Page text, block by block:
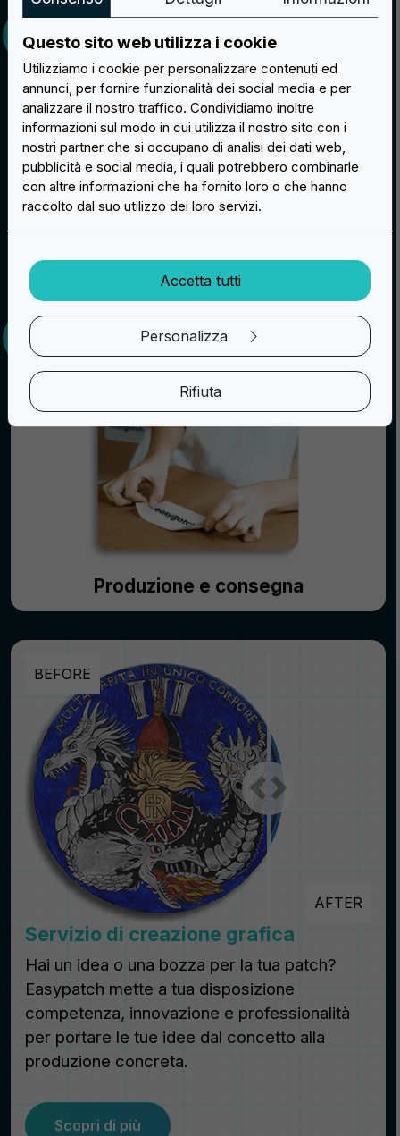
Visualizza il campione
Produzione e consegna
BEFORE
AFTER
Servizio di creazione grafica
Hai un idea o una bozza per la tua patch?
Easypatch mette a tua disposizione
competenza, innovazione e professionalità
per portare le tue idee dal concetto alla
produzione concreta.
Scopri di più
Questo sito web utilizza i cookie
Utilizziamo i cookie per personalizzare contenuti ed
annunci, per fornire funzionalità dei social media e per
analizzare il nostro traffico. Condividiamo inoltre
informazioni sul modo in cui utilizza il nostro sito con i
nostri partner che si occupano di analisi dei dati web,
pubblicità e social media, i quali potrebbero combinarle
con altre informazioni che ha fornito loro o che hanno
raccolto dal suo utilizzo dei loro servizi.
Accetta tutti
Personalizza
Rifiuta